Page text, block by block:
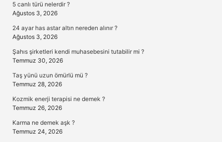
5 canlı türü nelerdir ?
Ağustos 3, 2026
24 ayar has astar altın nereden alınır ?
Ağustos 3, 2026
Şahıs şirketleri kendi muhasebesini tutabilir mi ?
Temmuz 30, 2026
Taş yünü uzun ömürlü mü ?
Temmuz 28, 2026
Kozmik enerji terapisi ne demek ?
Temmuz 26, 2026
Karma ne demek aşk ?
Temmuz 24, 2026